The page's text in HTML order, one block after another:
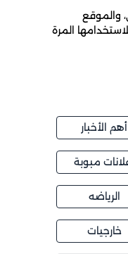
والموقع
المرة
أهم الأخبار
مبوبة
الرياضه
خارجيات